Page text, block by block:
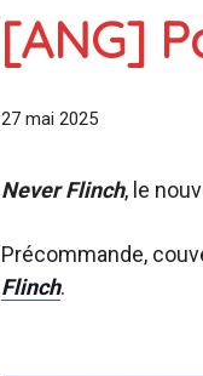
[ANG]
27 mai 2025
Never Flinch, le
Précommande,
Flinch.